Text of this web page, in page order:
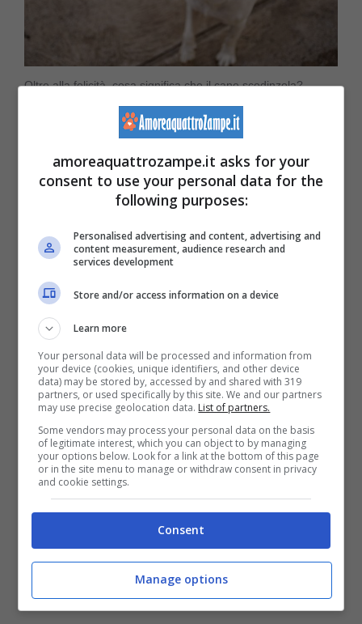
Oltre alla felicità, cosa significa che il cane scodinzola?-
Amoreaquattrozampe.it
Se lacodaè inposizione “neutrale”vuol
dire che c’è rilassamento se il movimento è
poco tra le razze, ad esempio i cani con pelo
riccio la mettono “più alta”.
Mentre se tende a
sintomo di emozioni positive,come
contentezza e rilassamento se incontra
persone amate o cagnolini amici. Soprattutto
sono bravi a percepire questo negli altri
animali. Al contrario,se la tendenza è a
sinistra, l’emozione è negativa e
contraddistinta da stress.
mostrano che gli altri cani reagiscono con
ansia a ciò.
amoreaquattrozampe.it asks for your
consent to use your personal data for the
following purposes:
Personalised advertising and content, advertising and
content measurement, audience research and
services development
Store and/or access information on a device
Learn more
Your personal data will be processed and information from
your device (cookies, unique identifiers, and other device
data) may be stored by, accessed by and shared with 319
partners, or used specifically by this site. We and our partners
may use precise geolocation data. List of partners.
Some vendors may process your personal data on the basis
of legitimate interest, which you can object to by managing
your options below. Look for a link at the bottom of this page
or in the site menu to manage or withdraw consent in privacy
and cookie settings.
Consent
Manage options